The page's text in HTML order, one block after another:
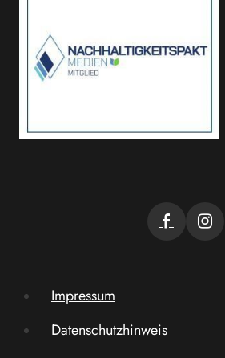
Impressum
Datenschutzhinweis